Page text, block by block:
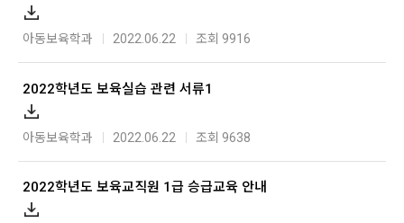
아동보육학과 2022.06.22 조회 9916
2022학년도 보육실습 관련 서류1
아동보육학과 2022.06.22 조회 9638
2022학년도 보육교직원 1급 승급교육 안내